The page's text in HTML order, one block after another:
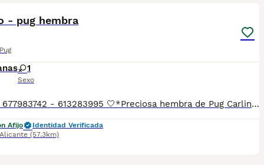
- pug hembra
1
Sexo
📲Laura 677983742 - 613283995 🤍*Preciosa hembra de Pug Carlino de color arena*🤍 ¿Buscas un nuevo compañero para tu hogar? ❤️ Tenemos preciosos cachorros listos para encontrar una familia responsable. ✅ Vacunados ✅ Desparasitados ✅ Cartilla sanitaria ✅ Garantías incluidas ✅ Máxima atención y cuidado Se hacen envíos a toda España: Andalucía: Almería, Cádiz, Córdoba, Granada, Huelva, Jaén, Málaga, Sevilla.Aragón: Huesca, Teruel, Zaragoza.Asturias: Oviedo.Baleares: Palma.Canarias: Las Palmas de Gran Canaria, Santa Cruz de Tenerife.Cantabria: Santander.Castilla-La Mancha: Albacete, Ciudad Real, Cuenca, Guadalajara, Toledo.Castilla y León: Ávila, Burgos, León, Palencia, Salamanca, Segovia, Soria, Valladolid, Zamora.Cataluña: Barcelona, Gerona (Girona), Lérida (Lleida), Tarragona.Comunidad Valenciana: Alicante, Castellón de la Plana, Valencia.Extremadura: Badajoz, Cáceres.Galicia: La Coruña (A Coruña), Lugo, Orense (Ourense), Pontevedra.La Rioja: Logroño.Madrid: Madrid.Murcia: Murcia.Navarra: Pamplona.País Vasco: Bilbao (Vizcaya), San Sebastián (Guipúzcoa), Vitoria (Álava). 🐾 Cachorros sanos, sociables y criados con mucho cariño. 📲 ¡Pregunta sin compromiso por disponibilidad, fotos y precios por mensaje privado!
Afijo
Identidad Verificada
Alicante (57.3km)